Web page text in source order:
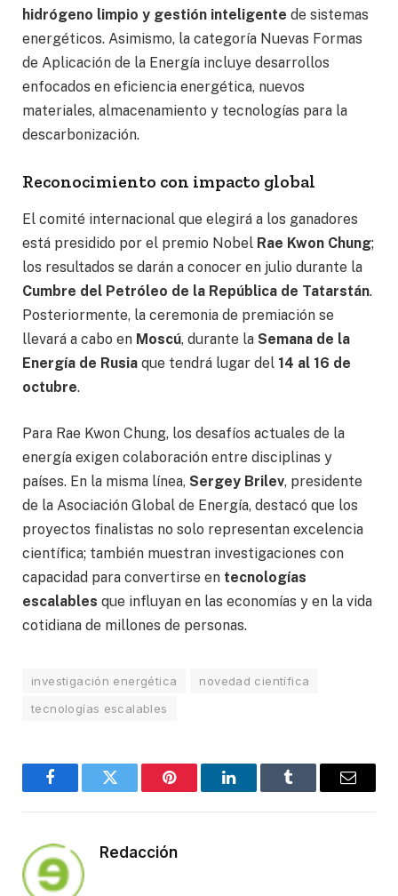
hidrógeno limpio y gestión inteligente de sistemas
energéticos. Asimismo, la categoría Nuevas Formas
de Aplicación de la Energía incluye desarrollos
enfocados en eficiencia energética, nuevos
materiales, almacenamiento y tecnologías para la
descarbonización.
Reconocimiento con impacto global
El comité internacional que elegirá a los ganadores
está presidido por el premio Nobel Rae Kwon Chung;
los resultados se darán a conocer en julio durante la
Cumbre del Petróleo de la República de Tatarstán.
Posteriormente, la ceremonia de premiación se
llevará a cabo en Moscú, durante la Semana de la
Energía de Rusia que tendrá lugar del 14 al 16 de
octubre.
Para Rae Kwon Chung, los desafíos actuales de la
energía exigen colaboración entre disciplinas y
países. En la misma línea, Sergey Brilev, presidente
de la Asociación Global de Energía, destacó que los
proyectos finalistas no solo representan excelencia
científica; también muestran investigaciones con
capacidad para convertirse en tecnologías
escalables que influyan en las economías y en la vida
cotidiana de millones de personas.
investigación energética
novedad científica
tecnologías escalables
FacebookTwitter Pinterest LinkedInTumblr Email
Redacción